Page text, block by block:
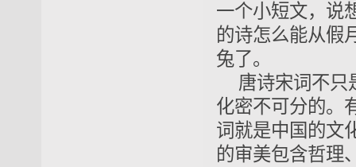
一个小短文，说
的诗怎么能从假
兔了。
唐诗宋词不只
化密不可分的。
词就是中国的文
的审美包含哲理